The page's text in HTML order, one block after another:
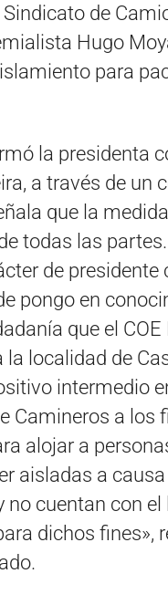
Sindicato de
Hugo
para
la presidenta
a través de un
que la
todas las partes.
de presidente
pongo en
que el COE
la localidad de
intermedio
Camineros a los
alojar a
aisladas a
no cuentan con el
dichos fines»,